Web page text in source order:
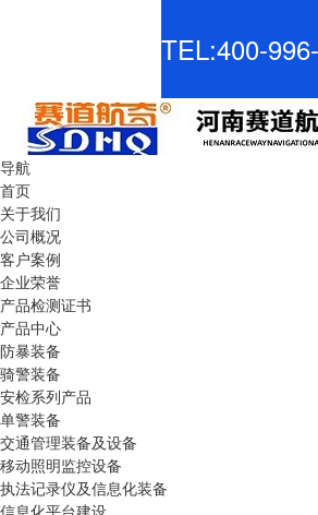
TEL:400-
导航
首页
关于我们
公司概况
客户案例
企业荣誉
产品检测证书
产品中心
防暴装备
骑警装备
安检系列产品
单警装备
交通管理装备及设备
移动照明监控设备
执法记录仪及信息化装备
信息化平台建设